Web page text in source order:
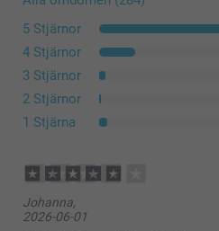
5 Stjärnor
4 Stjärnor
3 Stjärnor
2 Stjärnor
1 Stjärna
Johanna,
2026-06-01